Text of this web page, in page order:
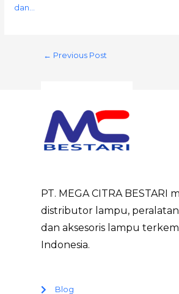
dan…
← Previous Post
PT. MEGA CITRA BESTARI
distributor lampu,
dan aksesoris lampu
Indonesia.
Blog